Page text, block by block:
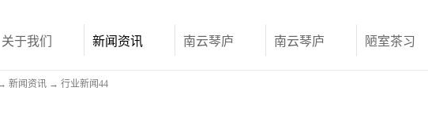
关于我们 新闻资讯 南云琴庐 南云琴庐 陋室茶习
新闻资讯 → 行业新闻44